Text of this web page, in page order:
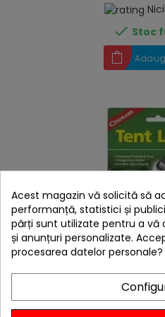
 Stoc
Lampa pentru cort
Acest magazin vă solicită să
performanță, statistici și
părți sunt utilizate pentru a
și anunțuri personalizate.
procesarea datelor personale?